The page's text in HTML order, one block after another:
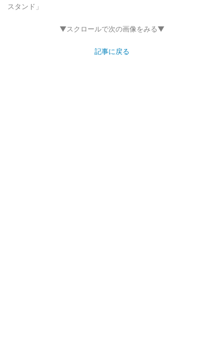
スタンド」
▼スクロールで次の画像をみる▼
記事に戻る